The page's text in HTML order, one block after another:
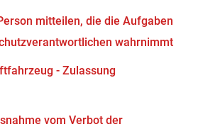
mitteilen, die die Aufgaben
wahrnimmt
- Zulassung
vom Verbot der